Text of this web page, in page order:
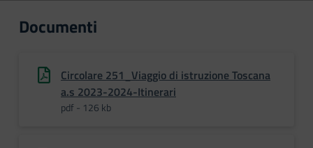
Documenti
Circolare 251_Viaggio di istruzione Toscana
a.s 2023-2024-Itinerari
pdf - 126 kb